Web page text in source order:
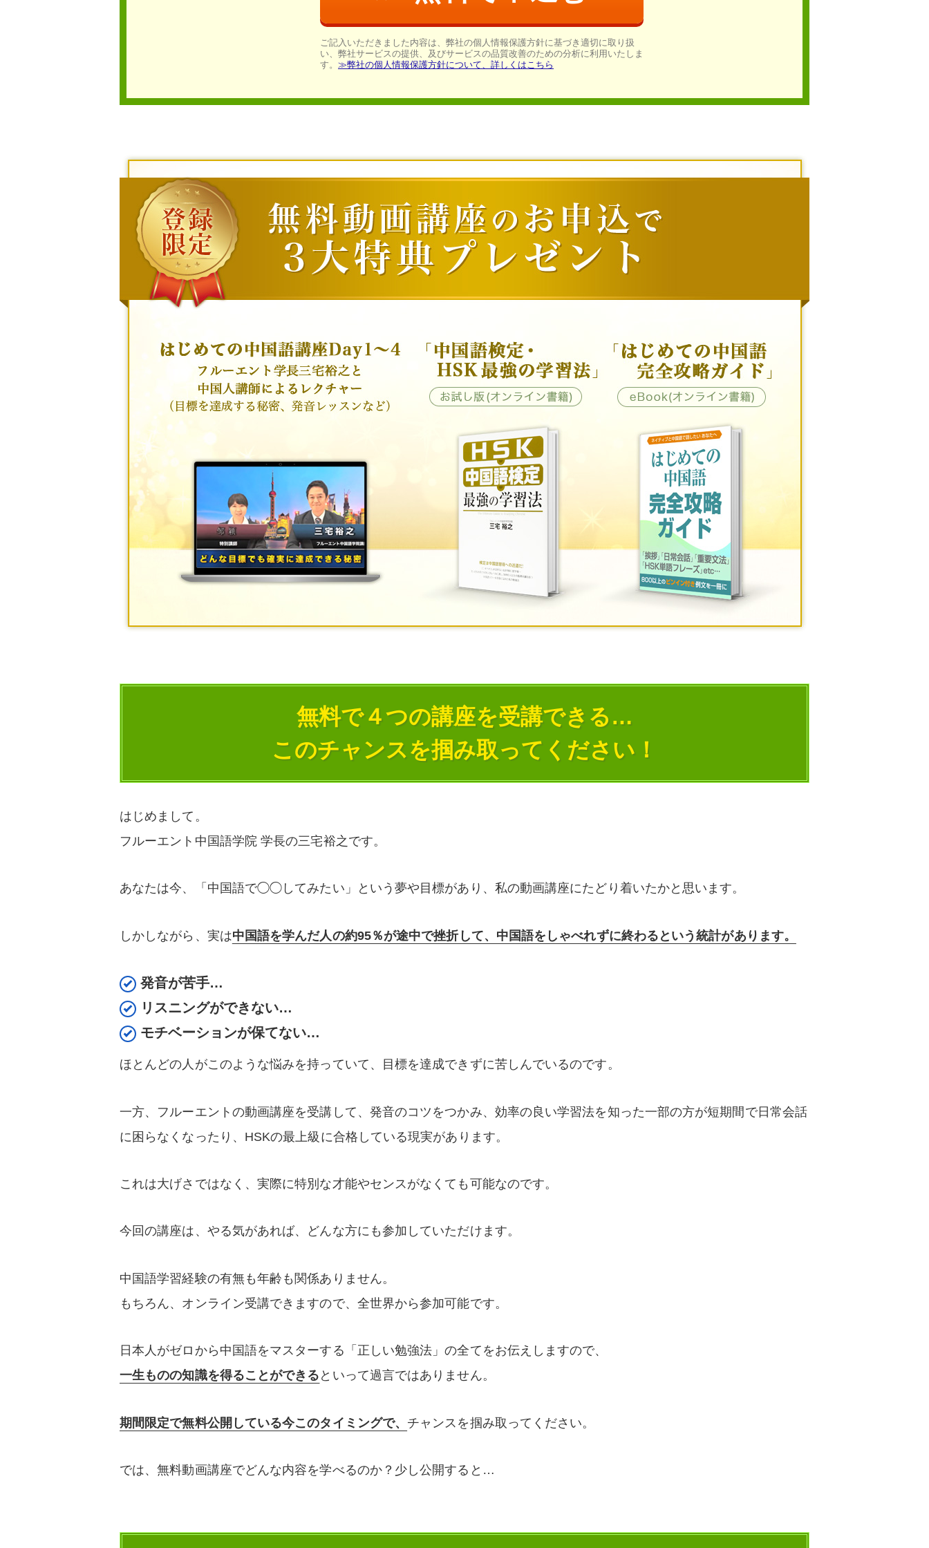
ご記入いただきました内容は、弊社の個人情報保護方針に基づき適切に取り扱
い、弊社サービスの提供、及びサービスの品質改善のための分析に利用いたしま
す。 ≫弊社の個人情報保護方針について、詳しくはこちら
無料で４つの講座を受講できる…
このチャンスを掴み取ってください！
はじめまして。
フルーエント中国語学院 学長の三宅裕之です。
あなたは今、「中国語で◯◯してみたい」という夢や目標があり、私の動画講座にたどり着いたかと思います。
しかしながら、実は中国語を学んだ人の約95％が途中で挫折して、中国語をしゃべれずに終わるという統計があります。
発音が苦手…
リスニングができない…
モチベーションが保てない…
ほとんどの人がこのような悩みを持っていて、目標を達成できずに苦しんでいるのです。
一方、フルーエントの動画講座を受講して、発音のコツをつかみ、効率の良い学習法を知った一部の方が短期間で日常会話
に困らなくなったり、HSKの最上級に合格している現実があります。
これは大げさではなく、実際に特別な才能やセンスがなくても可能なのです。
今回の講座は、やる気があれば、どんな方にも参加していただけます。
中国語学習経験の有無も年齢も関係ありません。
もちろん、オンライン受講できますので、全世界から参加可能です。
日本人がゼロから中国語をマスターする「正しい勉強法」の全てをお伝えしますので、
一生ものの知識を得ることができる といって過言ではありません。
期間限定で無料公開している今このタイミングで、 チャンスを掴み取ってください。
では、無料動画講座でどんな内容を学べるのか？少し公開すると…